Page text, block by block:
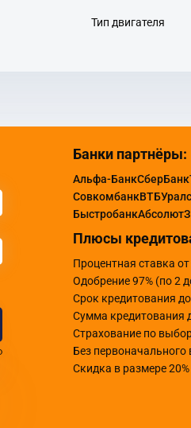
Тип двигателя
Банки партнёры:
Альфа-БанкСберБанк
СовкомбанкВТБ
БыстробанкАбсолют
Плюсы
Процентная ставка от
Одобрение 97% (по 2
Срок кредитования
Сумма кредитования
Страхование по
Без первоначального
Скидка в размере